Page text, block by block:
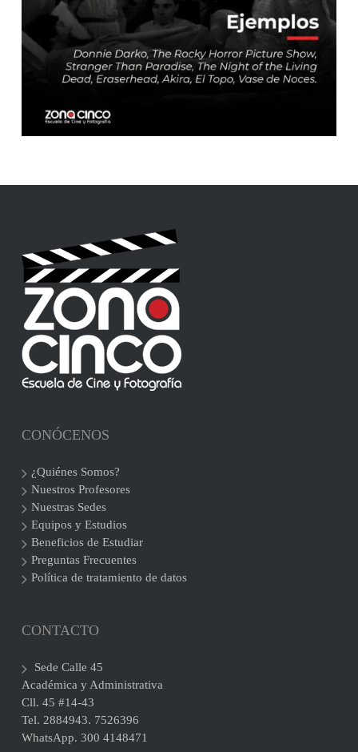
CONÓCENOS
¿Quiénes Somos?
Nuestros Profesores
Nuestras Sedes
Equipos y Estudios
Beneficios de Estudiar
Preguntas Frecuentes
Política de tratamiento de datos
CONTACTO
Sede Calle 45
Académica y Administrativa
Cll. 45 #14-43
Tel. 2884943. 7526396
WhatsApp. 300 4148471